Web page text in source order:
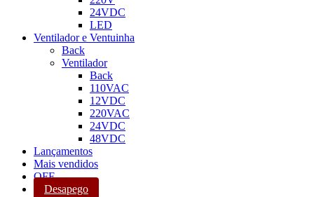
24VDC
LED
Ventilador e Ventuinha
Back
Ventilador
Back
110VAC
12VDC
220VAC
24VDC
48VDC
Lançamentos
Mais vendidos
OFF
Desapego